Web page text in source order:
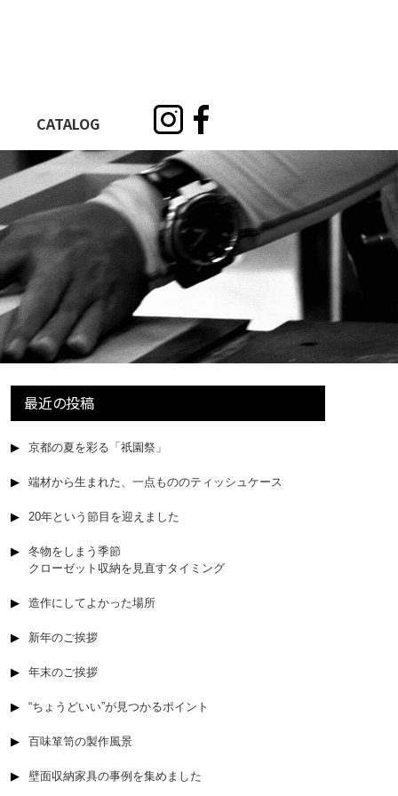
CATALOG
最近の投稿
京都の夏を彩る「祇園祭」
端材から生まれた、一点もののティッシュケース
20年という節目を迎えました
冬物をしまう季節
クローゼット収納を見直すタイミング
造作にしてよかった場所
新年のご挨拶
年末のご挨拶
“ちょうどいい”が見つかるポイント
百味箪笥の製作風景
壁面収納家具の事例を集めました